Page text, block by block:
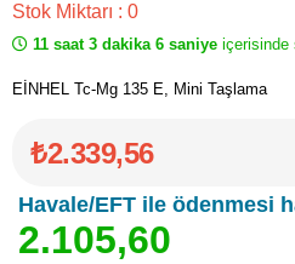
Stok Miktarı : 0
11 saat 3 dakika 6 saniye içerisinde
EİNHEL Tc-Mg 135 E, Mini Taşlama
₺2.339,56
Havale/EFT ile ödenmesi
2.105,60